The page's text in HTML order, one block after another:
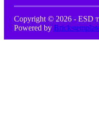
Copyright © 2026 - ESD
Powered by